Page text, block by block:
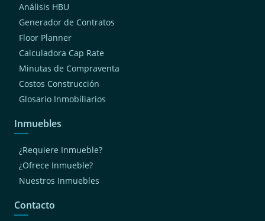
Análisis HBU
Generador de Contratos
Floor Planner
Calculadora Cap Rate
Minutas de Compraventa
Costos Construcción
Glosario Inmobiliarios
Inmuebles
¿Requiere Inmueble?
¿Ofrece Inmueble?
Nuestros Inmuebles
Contacto